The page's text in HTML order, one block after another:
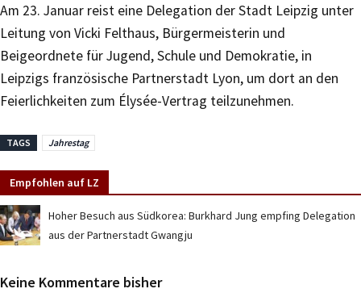
Am 23. Januar reist eine Delegation der Stadt Leipzig unter
Leitung von Vicki Felthaus, Bürgermeisterin und
Beigeordnete für Jugend, Schule und Demokratie, in
Leipzigs französische Partnerstadt Lyon, um dort an den
Feierlichkeiten zum Élysée-Vertrag teilzunehmen.
TAGS Jahrestag
Empfohlen auf LZ
Hoher Besuch aus Südkorea: Burkhard Jung empfing Delegation
aus der Partnerstadt Gwangju
Keine Kommentare bisher